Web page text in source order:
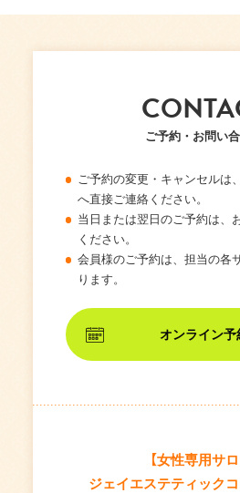
ご予約・お問い
ご予約の変更・キャンセルは
へ直接ご連絡ください。
当日または翌日のご予約は、
ください。
会員様のご予約は、担当の各
ります。
オンライン予
【女性専用サロ
ジェイエステティック